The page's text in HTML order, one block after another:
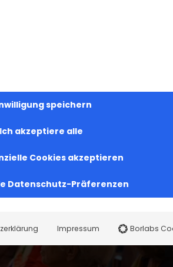
und energiegeladen.
ihres Handwerks, die von
Werke wurden im Rahmen
zutiefst.
speichern
Ich akzeptiere alle
Cookies akzeptieren
Datenschutz-Präferenzen
Impressum Borlabs